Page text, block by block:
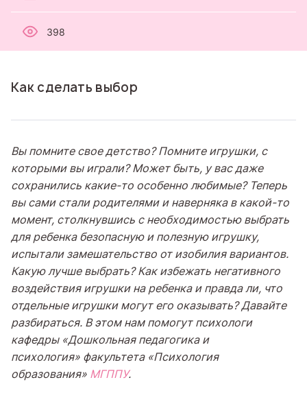
398
Как сделать выбор
Вы помните свое детство? Помните игрушки, с
которыми вы играли? Может быть, у вас даже
сохранились какие-то особенно любимые? Теперь
вы сами стали родителями и наверняка в какой-то
момент, столкнувшись с необходимостью выбрать
для ребенка безопасную и полезную игрушку,
испытали замешательство от изобилия вариантов.
Какую лучше выбрать? Как избежать негативного
воздействия игрушки на ребенка и правда ли, что
отдельные игрушки могут его оказывать? Давайте
разбираться. В этом нам помогут психологи
кафедры «Дошкольная педагогика и
психология» факультета «Психология
образования» МГППУ.